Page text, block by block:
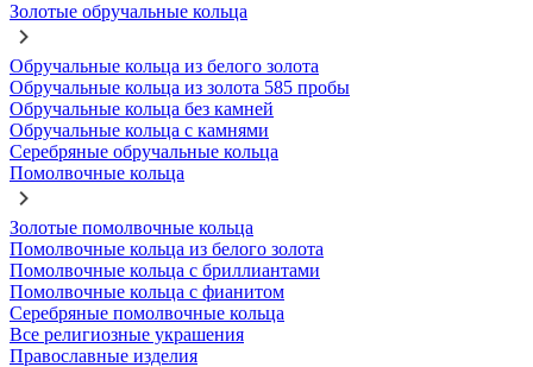
Золотые обручальные кольца
Обручальные кольца из белого золота
Обручальные кольца из золота 585 пробы
Обручальные кольца без камней
Обручальные кольца с камнями
Серебряные обручальные кольца
Помолвочные кольца
Золотые помолвочные кольца
Помолвочные кольца из белого золота
Помолвочные кольца с бриллиантами
Помолвочные кольца с фианитом
Серебряные помолвочные кольца
Все религиозные украшения
Православные изделия